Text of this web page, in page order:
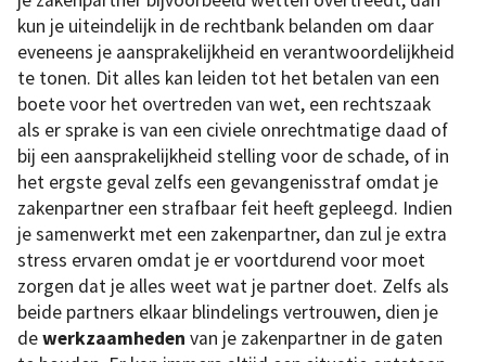
kun je uiteindelijk in de rechtbank belanden om daar
eveneens je aansprakelijkheid en verantwoordelijkheid
te tonen. Dit alles kan leiden tot het betalen van een
boete voor het overtreden van wet, een rechtszaak
als er sprake is van een civiele onrechtmatige daad of
bij een aansprakelijkheid stelling voor de schade, of in
het ergste geval zelfs een gevangenisstraf omdat je
zakenpartner een strafbaar feit heeft gepleegd. Indien
je samenwerkt met een zakenpartner, dan zul je extra
stress ervaren omdat je er voortdurend voor moet
zorgen dat je alles weet wat je partner doet. Zelfs als
beide partners elkaar blindelings vertrouwen, dien je
dewerkzaamheden van je zakenpartner in de gaten